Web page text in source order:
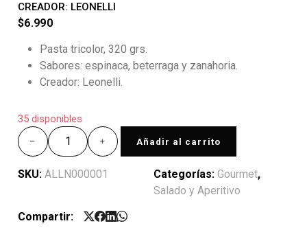
CREADOR: LEONELLI
$6.990
Pasta tricolor, 320 grs.
Sabores: espinaca, beterraga y zanahoria.
Creador: Leonelli.
35 disponibles
Añadir al carrito
SKU: ALLN000001 Categorías: Gourmet,
Salado y Aperitivo
Compartir: